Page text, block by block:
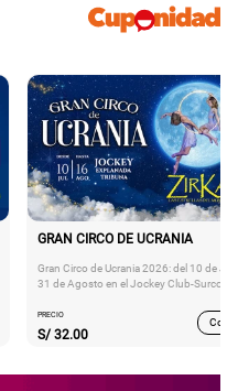
GRAN CIRCO DE UCRANIA
Gran Circo de Ucrania 2026: del 10 de
31 de Agosto en el Jockey Club-Surco
PRECIO
S/ 32.00